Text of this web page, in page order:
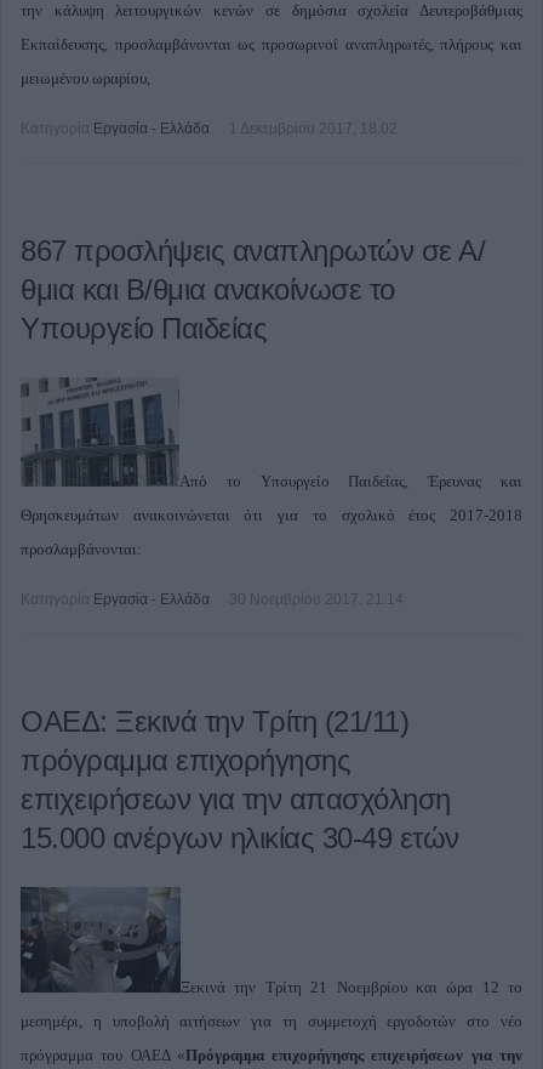
την κάλυψη λειτουργικών κενών σε δημόσια σχολεία Δευτεροβάθμιας
Εκπαίδευσης, προσλαμβάνονται ως προσωρινοί αναπληρωτές, πλήρους και
μειωμένου ωραρίου,
Κατηγορία Εργασία - Ελλάδα 1 Δεκεμβρίου 2017, 18:02
867 προσλήψεις αναπληρωτών σε Α/
θμια και Β/θμια ανακοίνωσε το
Υπουργείο Παιδείας
Από το Υπουργείο Παιδείας, Έρευνας και
Θρησκευμάτων ανακοινώνεται ότι για το σχολικό έτος 2017-2018
προσλαμβάνονται:
Κατηγορία Εργασία - Ελλάδα 30 Νοεμβρίου 2017, 21:14
ΟΑΕΔ: Ξεκινά την Τρίτη (21/11)
πρόγραμμα επιχορήγησης
επιχειρήσεων για την απασχόληση
15.000 ανέργων ηλικίας 30-49 ετών
Ξεκινά την Τρίτη 21 Νοεμβρίου και ώρα 12 το
μεσημέρι, η υποβολή αιτήσεωνγια τη συμμετοχή εργοδοτών στο νέο
πρόγραμμα του ΟΑΕΔ «Πρόγραμμα επιχορήγησηςεπιχειρήσεων για την